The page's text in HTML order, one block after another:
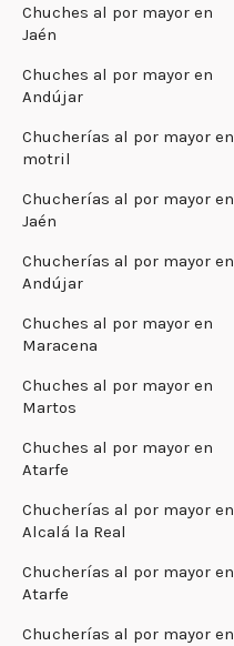
Chuches al por mayor en
Jaén
Chuches al por mayor en
Andújar
Chucherías al por mayor en
motril
Chucherías al por mayor en
Jaén
Chucherías al por mayor en
Andújar
Chuches al por mayor en
Maracena
Chuches al por mayor en
Martos
Chuches al por mayor en
Atarfe
Chucherías al por mayor en
Alcalá la Real
Chucherías al por mayor en
Atarfe
Chucherías al por mayor en